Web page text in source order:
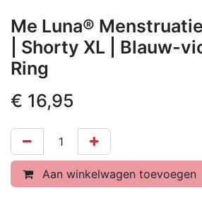
Me Luna®
| Shorty XL | Blauw-
Ring
€ 16,95
Aan winkelwagen toevoegen